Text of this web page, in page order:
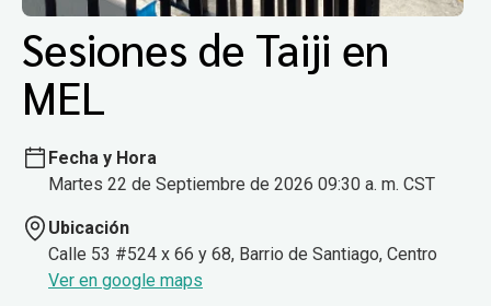
Sesiones de Taiji en
MEL
Fecha y Hora
Martes 22 de Septiembre de 2026 09:30 a. m. CST
Ubicación
Calle 53 #524 x 66 y 68, Barrio de Santiago, Centro
Ver en google maps